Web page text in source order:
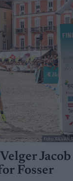
Foto: SILVAN
Jacob
Fosser